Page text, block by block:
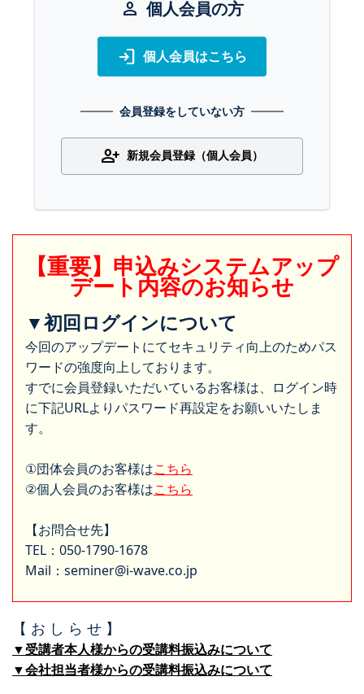
person 個人会員の方
login 個人会員はこちら
会員登録をしていない方
person_add 新規会員登録（個人会員）
【重要】申込みシステムアップ
デート内容のお知らせ
▼初回ログインについて
今回のアップデートにてセキュリティ向上のためパス
ワードの強度向上しております。
すでに会員登録いただいているお客様は、ログイン時
に下記URLよりパスワード再設定をお願いいたしま
す。
①団体会員のお客様はこちら
②個人会員のお客様はこちら
【お問合せ先】
TEL：050-1790-1678
Mail：seminer@i-wave.co.jp
【 お し ら せ 】
▼受講者本人様からの受講料振込みについて
▼会社担当者様からの受講料振込みについて